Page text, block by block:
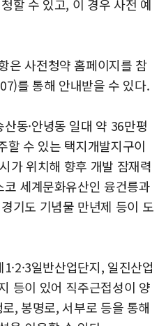
할 수 있고, 이 경우 사전 예
은 사전청약 홈페이지를 참
를 통해 안내받을 수 있다.
동·안녕동 일대 약 36만평
할 수 있는 택지개발지구이
가 위치해 향후 개발 잠재력
세계문화유산인 융건릉과
기도 기념물 만년제 등이 도
일반산업단지, 일진산업
등이 있어 직주근접성이 양
, 봉명로, 서부로 등을 통해